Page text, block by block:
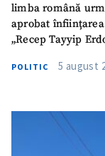
limba română
aprobat
„Recep Tayyip
POLITIC 5 august